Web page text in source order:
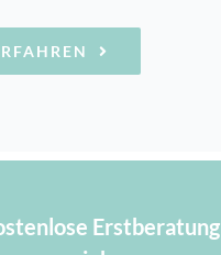
Erstberatung